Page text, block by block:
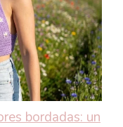
bordadas: un